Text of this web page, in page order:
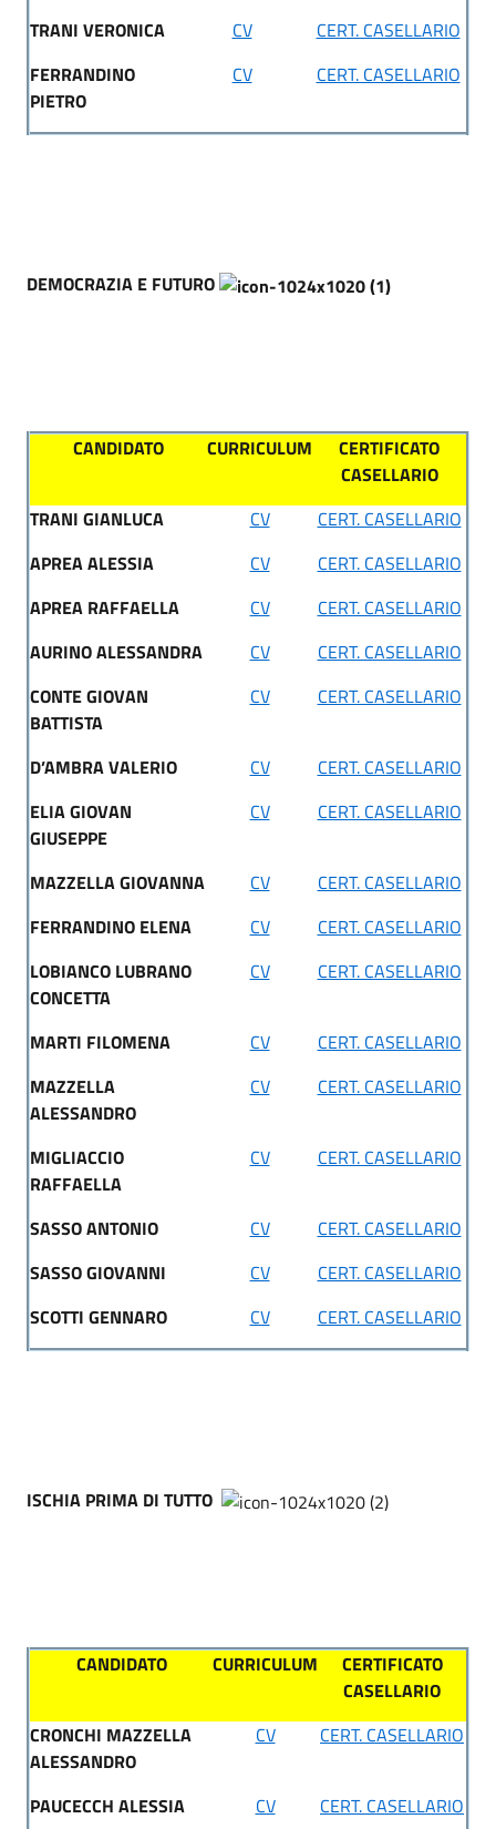
TRANI VERONICA CV
CERT. CASELLARIO
FERRANDINO
PIETRO
CV CERT. CASELLARIO
DEMOCRAZIA E FUTURO
CANDIDATO CURRICULUM
CERTIFICATO
CASELLARIO
TRANI GIANLUCA
CV
CERT. CASELLARIO
APREA ALESSIA
CV
CERT. CASELLARIO
APREA RAFFAELLA
CV
CERT. CASELLARIO
AURINO ALESSANDRA
CV
CERT. CASELLARIO
CONTE GIOVAN
BATTISTA
CV CERT. CASELLARIO
D’AMBRA VALERIO CV
CERT. CASELLARIO
ELIA GIOVAN
GIUSEPPE
CV CERT. CASELLARIO
MAZZELLA GIOVANNA CV
CERT. CASELLARIO
FERRANDINO ELENA
CV
CERT. CASELLARIO
LOBIANCO LUBRANO
CONCETTA
CV CERT. CASELLARIO
MARTI FILOMENA CV
CERT. CASELLARIO
MAZZELLA
ALESSANDRO
CV CERT. CASELLARIO
MIGLIACCIO
RAFFAELLA
CV CERT. CASELLARIO
SASSO ANTONIO CV
CERT. CASELLARIO
SASSO GIOVANNI
CV
CERT. CASELLARIO
SCOTTI GENNARO
CV CERT. CASELLARIO
ISCHIA PRIMA DI TUTTO
CANDIDATO CURRICULUM
CERTIFICATO
CASELLARIO
CRONCHI MAZZELLA
ALESSANDRO
CV CERT. CASELLARIO
PAUCECCH ALESSIA CV CERT. CASELLARIO